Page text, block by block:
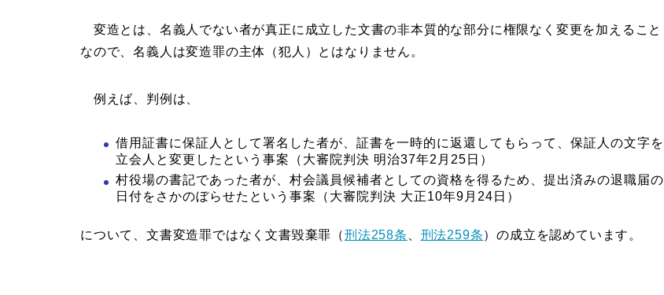
変造とは、名義人でない者が真正に成立した文書の非本質的な部分に権限なく変更を加えること
なので、名義人は変造罪の主体（犯人）とはなりません。
例えば、判例は、
借用証書に保証人として署名した者が、証書を一時的に返還してもらって、保証人の文字を
立会人と変更したという事案（大審院判決 明治37年2月25日）
村役場の書記であった者が、村会議員候補者としての資格を得るため、提出済みの退職届の
日付をさかのぼらせたという事案（大審院判決 大正10年9月24日）
について、文書変造罪ではなく文書毀棄罪（刑法258条 刑法259条）の成立を認めています。